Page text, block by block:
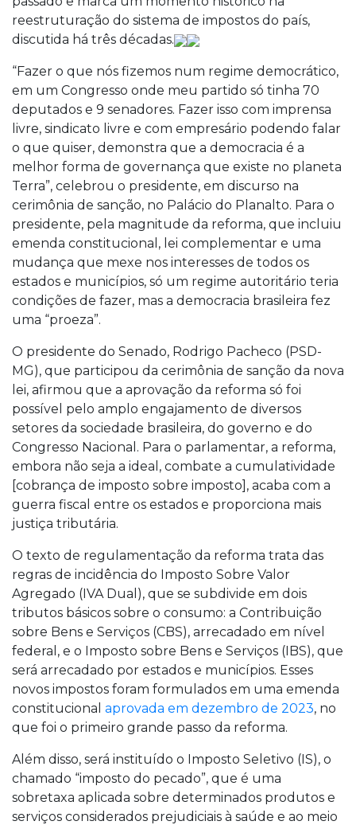
reestruturação do sistema de impostos do país,
discutida há três décadas.
“Fazer o que nós fizemos num regime democrático,
em um Congresso onde meu partido só tinha 70
deputados e 9 senadores. Fazer isso com imprensa
livre, sindicato livre e com empresário podendo falar
o que quiser, demonstra que a democracia é a
melhor forma de governança que existe no planeta
Terra”, celebrou o presidente, em discurso na
cerimônia de sanção, no Palácio do Planalto. Para o
presidente, pela magnitude da reforma, que incluiu
emenda constitucional, lei complementar e uma
mudança que mexe nos interesses de todos os
estados e municípios, só um regime autoritário teria
condições de fazer, mas a democracia brasileira fez
uma “proeza”.
O presidente do Senado, Rodrigo Pacheco (PSD-
MG), que participou da cerimônia de sanção da nova
lei, afirmou que a aprovação da reforma só foi
possível pelo amplo engajamento de diversos
setores da sociedade brasileira, do governo e do
Congresso Nacional. Para o parlamentar, a reforma,
embora não seja a ideal, combate a cumulatividade
[cobrança de imposto sobre imposto], acaba com a
guerra fiscal entre os estados e proporciona mais
justiça tributária.
O texto de regulamentação da reforma trata das
regras de incidência do Imposto Sobre Valor
Agregado (IVA Dual), que se subdivide em dois
tributos básicos sobre o consumo: a Contribuição
sobre Bens e Serviços (CBS), arrecadado em nível
federal, e o Imposto sobre Bens e Serviços (IBS), que
será arrecadado por estados e municípios. Esses
novos impostos foram formulados em uma emenda
constitucional aprovada em dezembro de 2023, no
que foi o primeiro grande passo da reforma.
Além disso, será instituído o Imposto Seletivo (IS), o
chamado “imposto do pecado”, que é uma
sobretaxa aplicada sobre determinados produtos e
serviços considerados prejudiciais à saúde e ao meio